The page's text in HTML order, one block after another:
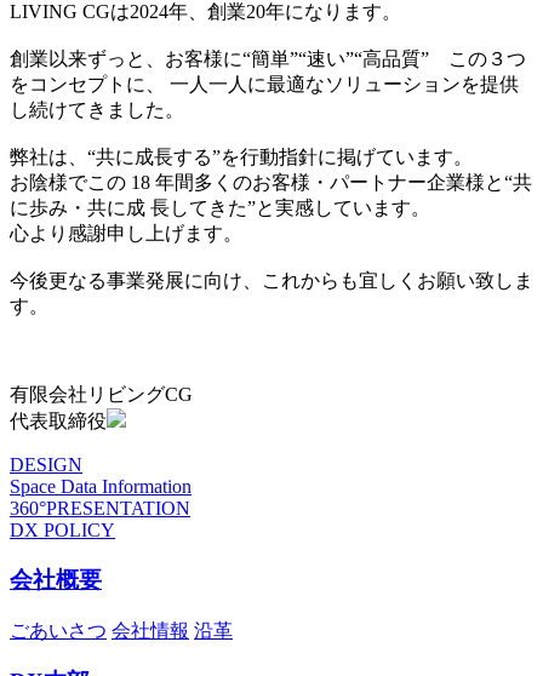
LIVING CGは2024年、創業20年になります。
創業以来ずっと、お客様に“簡単”“速い”“高品質” この３つ
をコンセプトに、 一人一人に最適なソリューションを提供
し続けてきました。
弊社は、“共に成長する”を行動指針に掲げています。
お陰様でこの 18 年間多くのお客様・パートナー企業様と“共
に歩み・共に成 長してきた”と実感しています。
心より感謝申し上げます。
今後更なる事業発展に向け、これからも宜しくお願い致しま
す。
有限会社リビングCG
代表取締役
DESIGN
Space Data Information
360°PRESENTATION
DX POLICY
会社概要
ごあいさつ 会社情報 沿革